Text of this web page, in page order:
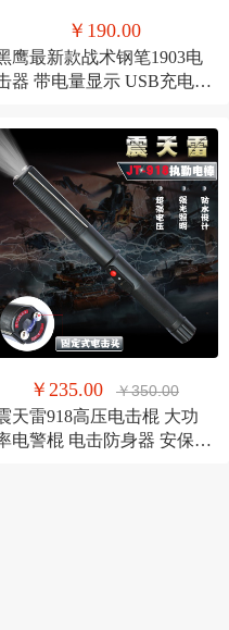
￥190.00
鹰最新款战术钢笔1903电
器 带电量显示 USB充电插
携 女生防身用品 黑鹰专卖
￥235.00 ￥350.00
天雷918高压电击棍 大功
电警棍 电击防身器 安保巡